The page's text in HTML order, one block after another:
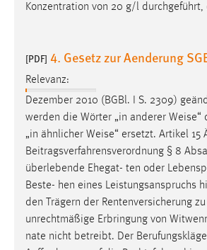
Konzentration von 20 g/l durchgeführt,
[PDF] 4. Gesetz zur Aenderung
Relevanz:
Dezember 2010 (BGBl. I S. 2309)
werden die Wörter „in anderer Weise“
„in ähnlicher Weise“ ersetzt. Artikel 15
Beitragsverfahrensverordnung § 8
überlebende Ehegat- ten oder
Beste- hen eines Leistungsanspruchs
den Trägern der Rentenversicherung
unrechtmäßige Erbringung von
nate nicht betreibt. Der